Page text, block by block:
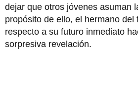
dejar que otros jóvenes asuman
propósito de ello, el hermano del
respecto a su futuro inmediato
sorpresiva revelación.